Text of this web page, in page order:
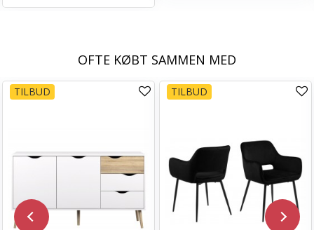
OFTE KØBT SAMMEN MED
TILBUD TILBUD